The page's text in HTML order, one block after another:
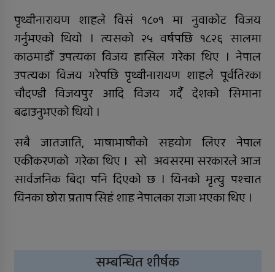
पृथ्वीनारायण शाहले विसं १८०१ मा नुवाकोट विजय
गर्नुभएको थियो । त्यसको २५ वर्षपछि १८२६ सालमा
काठमाडौँ उपत्यका विजय हासिल गरेका थिए । नेपाल
उपत्यका विजय गरेपछि पृथ्वीनारायण शाहले पूर्वतिरका
चौदण्डी विजयपुर आदि विजय गर्दै देशको सिमाना
बढाउनुभएको थियो ।
सबै जातजाति, भाषाभाषीको सहयोग लिएर नेपाल
एकीकरणको गरेका थिए । साे अवसरमा सरकारले आज
सार्वजनिक बिदा पनि दिएको छ । यिनको मृत्यु पश्चात
यिनका छोरा प्रताप सिहं शाह नेपालका राजा भएका थिए ।
सम्बन्धित शीर्षक